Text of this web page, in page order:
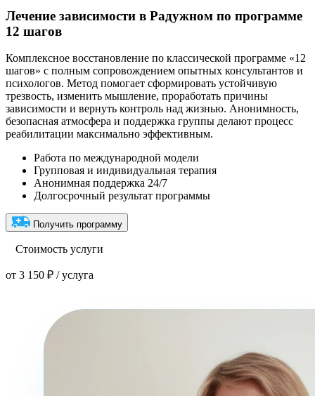
Лечение зависимости в Радужном по программе
12 шагов
Комплексное восстановление по классической программе «12
шагов» с полным сопровождением опытных консультантов и
психологов. Метод помогает сформировать устойчивую
трезвость, изменить мышление, проработать причины
зависимости и вернуть контроль над жизнью. Анонимность,
безопасная атмосфера и поддержка группы делают процесс
реабилитации максимально эффективным.
Работа по международной модели
Групповая и индивидуальная терапия
Анонимная поддержка 24/7
Долгосрочный результат программы
Получить программу
Стоимость услуги
от 3 150 ₽ / услуга